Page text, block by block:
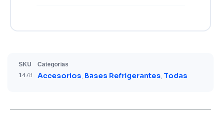
SKU
1478
Categorias
Accesorios, Bases Refrigerantes, Todas